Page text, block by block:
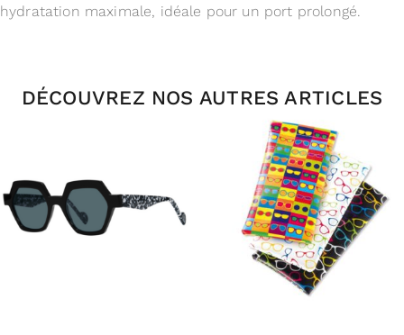
hydratation maximale, idéale pour un port prolongé.
DÉCOUVREZ NOS AUTRES ARTICLES